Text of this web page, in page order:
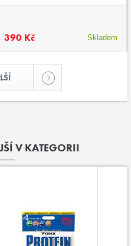
390 Kč Skladem
V KATEGORII